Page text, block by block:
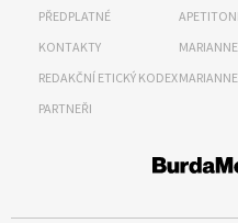
PŘEDPLATNÉ
KONTAKTY
REDAKČNÍ ETICKÝ KODEX
PARTNEŘI
MARIANNE